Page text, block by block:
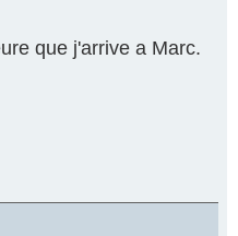
que j'arrive a Marc.